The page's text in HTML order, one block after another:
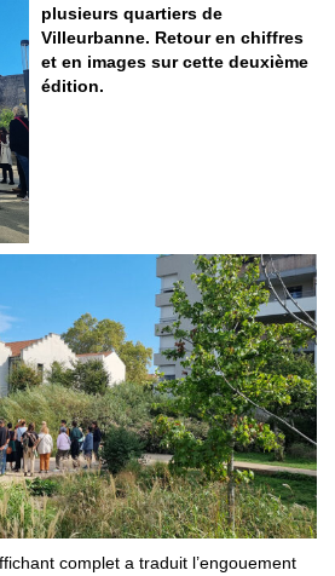
plusieurs quartiers de
Villeurbanne. Retour en chiffres
et en images sur cette deuxième
édition.
complet a traduit l’engouement